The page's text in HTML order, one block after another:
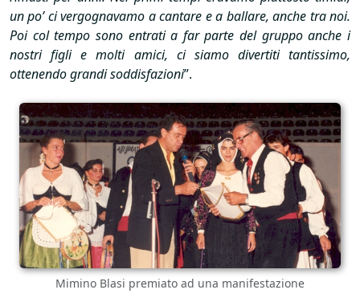
un po’ ci vergognavamo a cantare e a ballare, anche tra noi.
Poi col tempo sono entrati a far parte del gruppo anche i
nostri figli e molti amici, ci siamo divertiti tantissimo,
ottenendo grandi soddisfazioni”.
Mimino Blasi premiato ad una manifestazione